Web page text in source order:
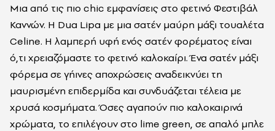
Μια από τις πιο chic εμφανίσεις στο φετινό Φεστιβάλ
Καννών. H Dua Lipa με μια σατέν μαύρη μάξι τουαλέτα
Celine. Η λαμπερή υφή ενός σατέν φορέματος είναι
ό,τι χρειαζόμαστε το φετινό καλοκαίρι. Ένα σατέν μάξι
φόρεμα σε γήινες αποχρώσεις αναδεικνύει τη
μαυρισμένη επιδερμίδα και συνδυάζεται τέλεια με
χρυσά κοσμήματα. Όσες αγαπούν πιο καλοκαιρινά
χρώματα, το επιλέγουν στο lime green, σε απαλό μπλε